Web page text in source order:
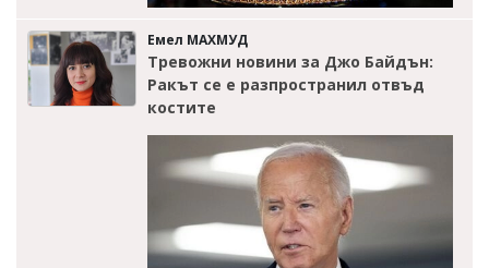
Емел МАХМУД
Тревожни новини за Джо Байдън:
Ракът се е разпространил отвъд
костите